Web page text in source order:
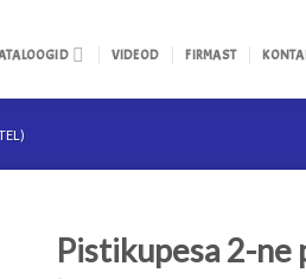
VIDEOD FIRMAST
Pistikupesa 2-ne